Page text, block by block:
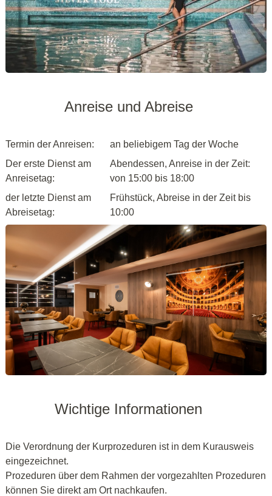
Anreise und Abreise
Termin der Anreisen:
an beliebigem Tag der Woche
Der erste Dienst am
Anreisetag:
Abendessen, Anreise in der Zeit:
von 15:00 bis 18:00
der letzte Dienst am
Abreisetag:
Frühstück, Abreise in der Zeit bis
10:00
Wichtige Informationen
Die Verordnung der Kurprozeduren ist in dem Kurausweis
eingezeichnet.
Prozeduren über dem Rahmen der vorgezahlten Prozeduren
können Sie direkt am Ort nachkaufen.